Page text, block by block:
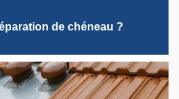
de chéneau ?